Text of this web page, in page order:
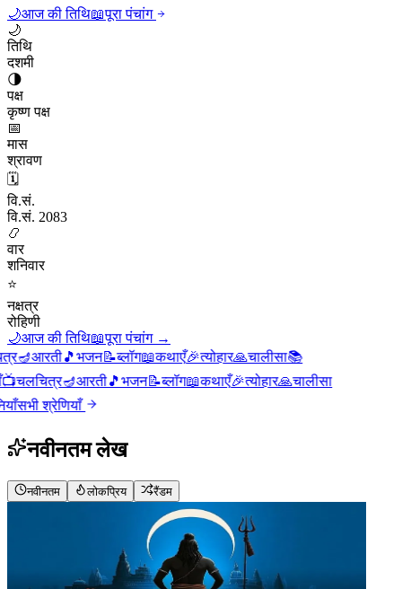
🌙आज की तिथि📖पूरा पंचांग
🌙
तिथि
दशमी
🌗
पक्ष
कृष्ण पक्ष
📅
मास
श्रावण
🗓️
वि.सं.
वि.सं. 2083
📿
वार
शनिवार
⭐
नक्षत्र
रोहिणी
🌙आज की तिथि📖पूरा पंचांग→
🪔आरती🎵भजन📝ब्लॉग📖कथाएँ🎉त्योहार🙏चालीसा📚
चलचित्र🪔आरती🎵भजन📝ब्लॉग📖कथाएँ🎉त्योहार🙏चालीसा
सभी श्रेणियाँ
नवीनतम लेख
नवीनतम लोकप्रिय रैंडम